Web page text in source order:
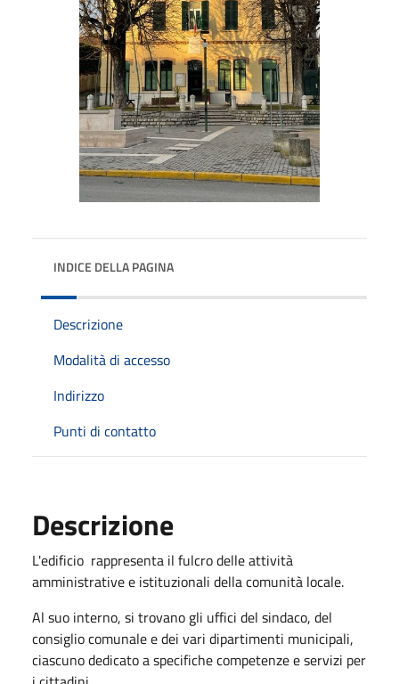
INDICE DELLA PAGINA
Descrizione
Modalità di accesso
Indirizzo
Punti di contatto
Descrizione
L'edificio rappresenta il fulcro delle attività
amministrative e istituzionali della comunità locale.
Al suo interno, si trovano gli uffici del sindaco, del
consiglio comunale e dei vari dipartimenti municipali,
ciascuno dedicato a specifiche competenze e servizi per